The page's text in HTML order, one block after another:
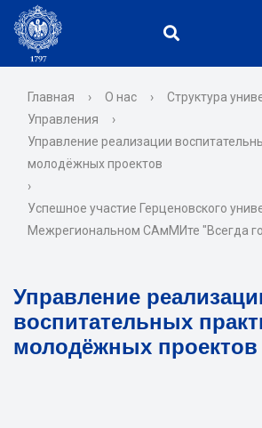
Главная › О нас › Структура
Управления
›
Управление реализации
молодёжных проектов
›
Успешное участие Герценовского
Межрегиональном САмМИте "Всегда
Управление
воспитательных
молодёжных проектов